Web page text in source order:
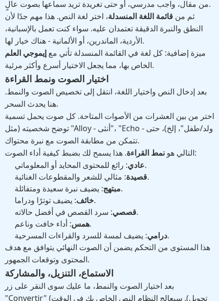
من مقال، واجب مدرسي، أو حتى تغريدة تريد سماعها بصوت عالٍ.
ثم من قائمة اللغة المنسدلة، اختر لغة النص. هذا مهم جدًا لأن
النطق والنبرة الدقيقة تعتمدان عليه. سواء كنت تعمل بالإسبانية،
الأردية، الماندرين، أو الألمانية - هناك خيار لها.
ميزة إضافية: كل لغة في القائمة المنسدلة تأتي مع إيموجي العلم
الخاص بها، مما يجعل الاختيار أسرع وأكثر مرئية.
اختيار الصوت ونمط القراءة
بعد إدخال النص واختيار اللغة، انتقل إلى تخصيص الصوت والنمط.
هنا يحدث السحر.
اختر من بين العشرات من الأصوات المتاحة. كل صوت يحمل تسمية
توضح شخصيته (مثل "Alloy - أنثى"، "Echo - ولد/طفل"، إلخ)، حتى
تتمكن من مطابقة الصوت مع نبرة محتواك.
التالي هو نمط القراءة
. هذا يسمح لك بضبط كيفية أداء الصوت:
عادي: رائع للمحتوى المحايد أو المعلوماتي.
قصيدة: مثالي للشعر والمقطوعات الغنائية.
مبتهج: يضيف نبرة سعيدة ومتفائلة.
خائف: يضيف توترًا ودراما.
قصصي: سرد القصص في أفضل حالاته.
همس: أداء خافت وناعم.
درامي: يضيف لمسة للسرد والقراءات المسرحية.
هذا المستوى من التحكم يضمن أن الصوت النهائي يتوافق مع هدف
المحتوى وتوقعات الجمهور.
الاستماع، التنزيل، والمشاركة
بعد اختيار الصوت والنمط، ما عليك سوى النقر على زر
"Convertir" (تحويل). سيعالج النظام النص الخاص بك في الوقت